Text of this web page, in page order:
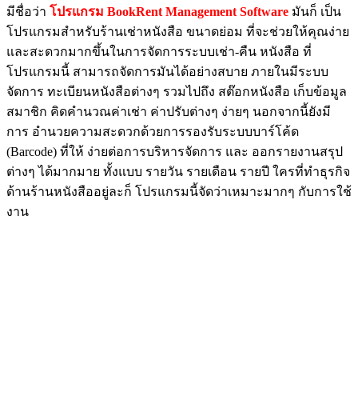
มีชื่อว่า โปรแกรม BookRent Management Software มันก็ เป็น
โปรแกรมสำหรับร้านเช่าหนังสือ ขนาดย่อม ที่จะช่วยให้คุณง่าย
และสะดวกมากขึ้นในการจัดการระบบเช่า-คืน หนังสือ ที่
โปรแกรมนี้ สามารถจัดการมันได้อย่างสบาย ภายในมีระบบ
จัดการ ทะเบียนหนังสือต่างๆ รวมไปถึง สต๊อกหนังสือ เก็บข้อมูล
สมาชิก คิดคำนวณค่าเช่า ค่าปรับต่างๆ ง่ายๆ นอกจากนี้ยังมี
การ อำนวยความสะดวกด้วยการรองรับระบบบาร์โค้ด
(Barcode) ที่ให้ ง่ายต่อการบริหารจัดการ และ ออกรายงานสรุป
ต่างๆ ได้มากมาย ทั้งแบบ รายวัน รายเดือน รายปี ใครที่ทำธุรกิจ
ด้านร้านหนังสืออยู่ละก็ โปรแกรมนี้จัดว่าเหมาะมากๆ กับการใช้
งาน